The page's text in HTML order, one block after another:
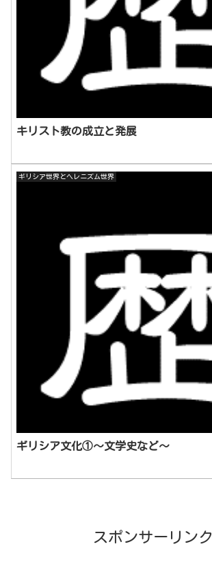
キリスト教の成立と発展
ギリシア世界とヘレニズム世界
ギリシア文化①～文学史など～
スポンサーリンク